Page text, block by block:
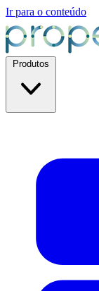
Ir para o conteúdo